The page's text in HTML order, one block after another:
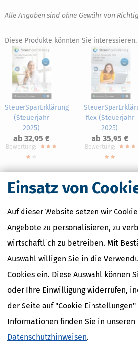
Einsatz von
Auf dieser Website setzen wir
Angebote zu personalisieren, zu
wirtschaftlich zu betreiben. Mit
Auswahl willigen Sie in die
Cookies ein. Diese Auswahl können
oder Ihre Einwilligung widerrufen,
der Seite auf "Cookie
Informationen finden Sie in unseren
Datenschutzhinweisen.
Alle Angaben sind ohne Gewähr von
Diese Produkte könnten Sie interessieren.
SteuerSparErklärung
(Steuerjahr
2025)
ab 32,95 €
Bewertung:
flex (Steuerjahr
2025)
ab 35,95 €
Bewertung:
Nahe Finanzämter
Finanzamt Hamburg-Altona
Finanzamt Hamburg-Barmbek-
Finanzamt Hamburg-Eimsbüttel
Finanzamtsuche